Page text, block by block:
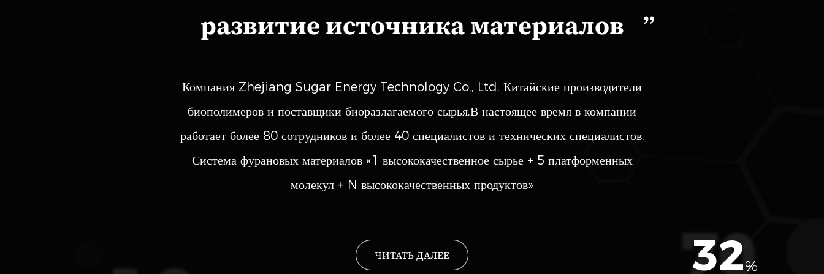
развитие источника материалов
Компания Zhejiang Sugar Energy Technology Co., Ltd. Китайские производители
биополимеров и поставщики биоразлагаемого сырья.В настоящее время в компании
работает более 80 сотрудников и более 40 специалистов и технических специалистов.
Система фурановых материалов «1 высококачественное сырье + 5 платформенных
молекул + N высококачественных продуктов»
ЧИТАТЬ ДАЛЕЕ 57%
можно использовать в кач...
2,5- Фурандиилдиметанол (ФДМ)